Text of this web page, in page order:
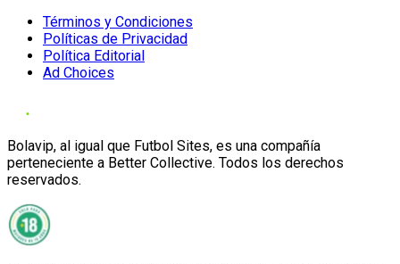
Términos y Condiciones
Políticas de Privacidad
Política Editorial
Ad Choices
Bolavip, al igual que Futbol Sites, es una compañía
perteneciente a Better Collective. Todos los derechos
reservados.